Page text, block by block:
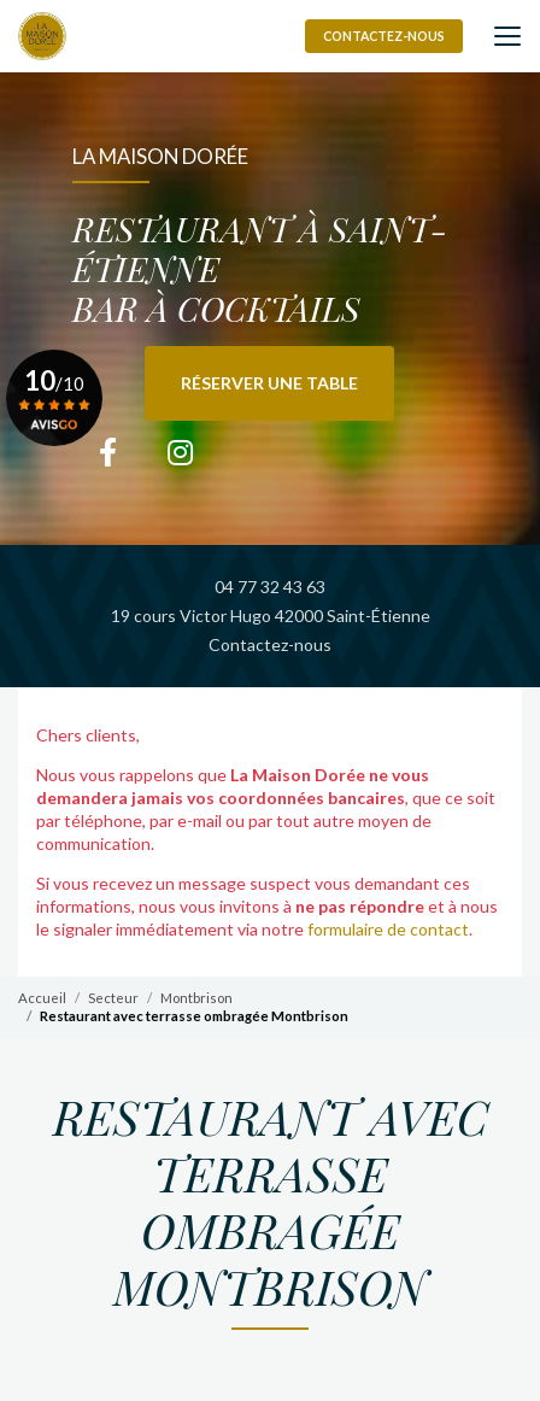
Aller
contenu
CONTACTEZ-NOUS
LA MAISON DORÉE
RESTAURANT À SAINT-
ÉTIENNE
BAR À COCKTAILS
RÉSERVER UNE TABLE
04 77 32 43 63
19 cours Victor Hugo 42000 Saint-Étienne
Contactez-nous
10/10
Chers clients,
Nous vous rappelons que La Maison Dorée ne vous
demandera jamais vos coordonnées bancaires, que ce soit
par téléphone, par e-mail ou par tout autre moyen de
communication.
Si vous recevez un message suspect vous demandant ces
informations, nous vous invitons à ne pas répondreet à nous
le signaler immédiatement via notreformulaire de contact.
Accueil Secteur
Montbrison
Restaurant avec terrasse ombragée Montbrison
RESTAURANT AVEC
TERRASSE
OMBRAGÉE
MONTBRISON